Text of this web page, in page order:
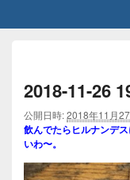
2018-11-26
公開日時:2018年11月
飲んでたらヒルナンデ
いわ〜。